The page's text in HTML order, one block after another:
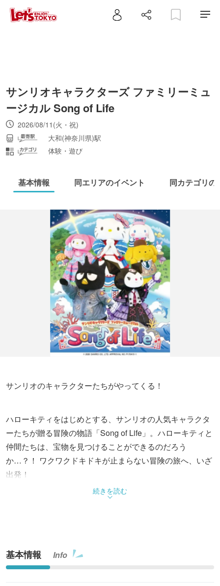
サンリオキャラクターズ ファミリーミュ
ージカル Song of Life
2026/08/11(火・祝)
大和(神奈川県)駅
体験・遊び
基本情報 同エリアのイベント 同カテゴリの
サンリオのキャラクターたちがやってくる！
ハローキティをはじめとする、サンリオの人気キャラクタ
ーたちが贈る冒険の物語「Song of Life」。ハローキティと
仲間たちは、宝物を見つけることができるのだろう
か…？！ ワクワクドキドキが止まらない冒険の旅へ、いざ
出発！
続きを読む
基本情報 Info